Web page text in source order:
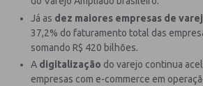
Já as dez maiores empresas de
37,2% do faturamento total das
somando R$ 420 bilhões.
A digitalização do varejo continua
empresas com e-commerce em